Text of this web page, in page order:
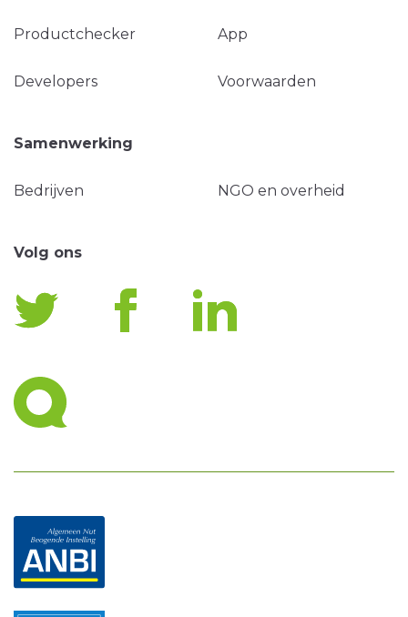
Productchecker App
Developers Voorwaarden
Samenwerking
Bedrijven NGO en overheid
Volg ons